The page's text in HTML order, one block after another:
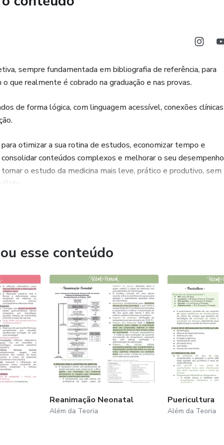
(FACED, E-FACED e BSI), utilizados para avaliação
do paciente estável, ressaltando a individualização do
incluindo critérios clínicos, sinais de gravidade e
e medidas adjuvantes.
sempre fundamentada em bibliografia de referência, para
que realmente é cobrado na graduação e nas provas.
de forma lógica, com linguagem acessível, conexões clínicas
otimizar a sua rotina de estudos, economizar tempo e
conteúdos complexos e melhorar o seu desempenho
o estudo da medicina mais leve, prático e produtivo, sem
esse conteúdo
Reanimação Neonatal
Além da Teoria
Puericultura
Além da Teoria